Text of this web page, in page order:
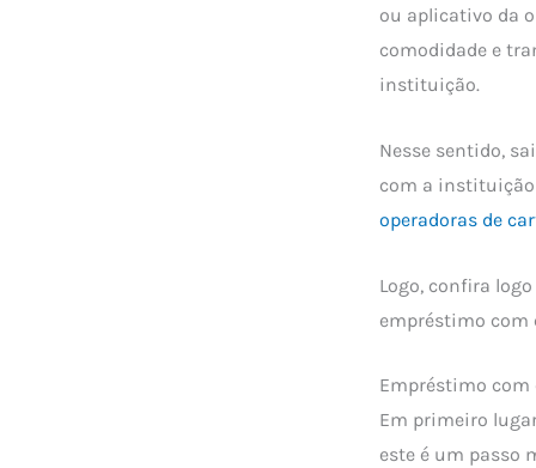
ou aplicativo da
comodidade e
instituição.
Nesse sentido,
com a instituição
operadoras de
Logo, confira
empréstimo com
Empréstimo com
Em primeiro
este é um passo